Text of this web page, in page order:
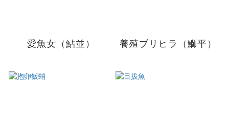
愛魚女（鮎並） 養殖ブリヒラ（鰤平）